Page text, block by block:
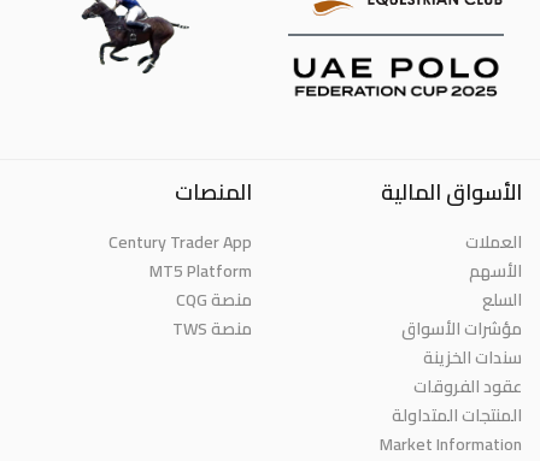
الأسواق المالية
العملات
الأسهم
السلع
مؤشرات الأسواق
سندات الخزينة
عقود الفروقات
المنتجات المتداولة
Market Information
المنصات
Century Trader App
MT5 Platform
منصة CQG
منصة TWS